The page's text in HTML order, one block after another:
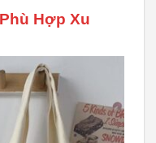
Hợp Xu